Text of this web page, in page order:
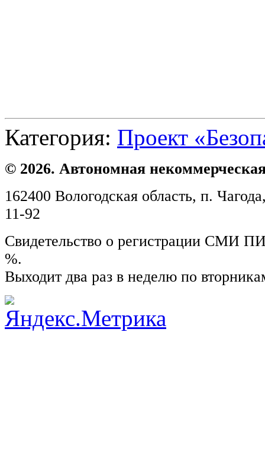
Категория: Проект
© 2026. Автономная
162400 Вологодская область, п.
11-92
Свидетельство о регистрации СМИ
%.
Выходит два раз в неделю по